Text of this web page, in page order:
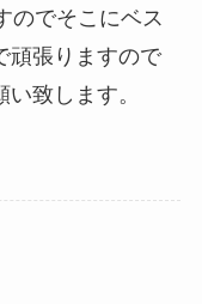
のでそこにベス
頑張りますので
致します。